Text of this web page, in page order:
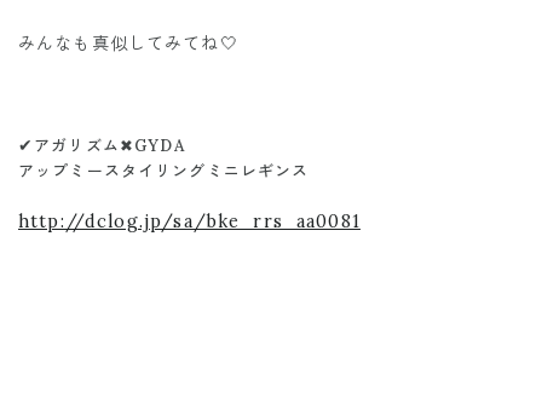
みんなも真似してみてね🤍
✔︎ アガリズム✖︎GYDA
アップミースタイリングミニレギンス
http://dclog.jp/sa/bke_rrs_aa0081